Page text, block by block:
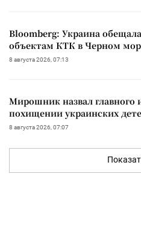
Bloomberg: Украина
объектам КТК в Черном
8 августа 2026, 07:13
Мирошник назвал главного
похищении украинских
8 августа 2026, 07:07